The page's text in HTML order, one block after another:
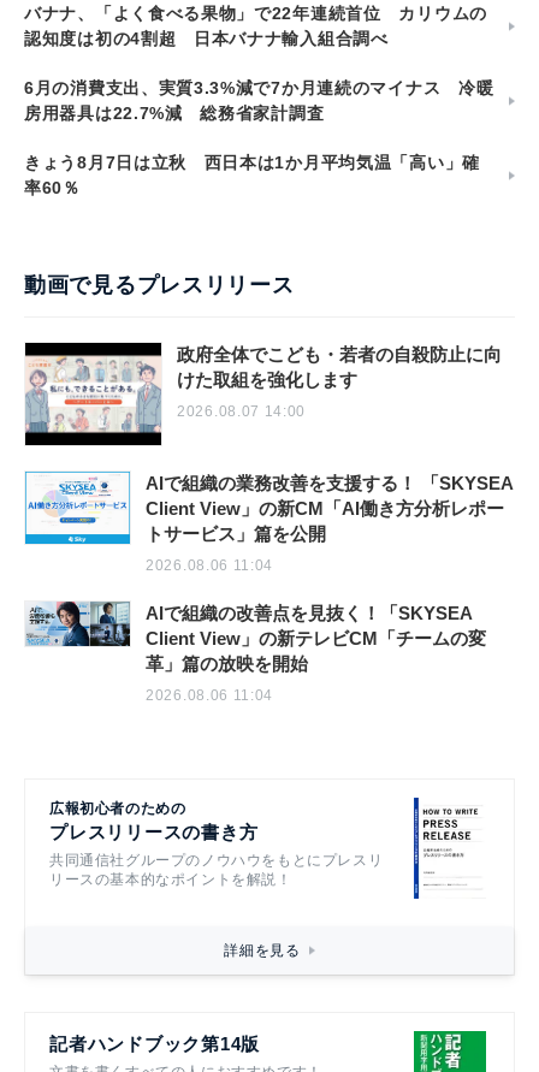
バナナ、「よく食べる果物」で22年連続首位 カリウムの
認知度は初の4割超 日本バナナ輸入組合調べ
6月の消費支出、実質3.3%減で7か月連続のマイナス 冷暖
房用器具は22.7%減 総務省家計調査
きょう8月7日は立秋 西日本は1か月平均気温「高い」確
率60％
動画で見るプレスリリース
政府全体でこども・若者の自殺防止に向
けた取組を強化します
2026.08.07 14:00
AIで組織の業務改善を支援する！ 「SKYSEA
Client View」の新CM「AI働き方分析レポー
トサービス」篇を公開
2026.08.06 11:04
AIで組織の改善点を見抜く！「SKYSEA
Client View」の新テレビCM「チームの変
革」篇の放映を開始
2026.08.06 11:04
広報初心者のための
プレスリリースの書き方
共同通信社グループのノウハウをもとにプレスリ
リースの基本的なポイントを解説！
詳細を見る
記者ハンドブック第14版